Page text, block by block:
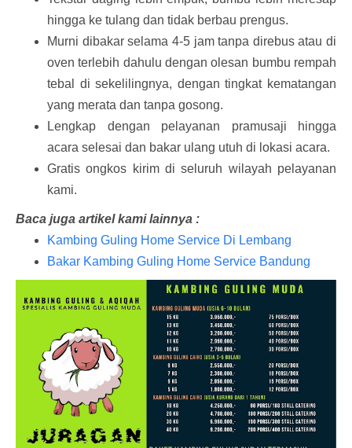
hingga ke tulang dan tidak berbau prengus.
Murni dibakar selama 4-5 jam tanpa direbus atau di
oven terlebih dahulu dengan olesan bumbu rempah
tebal di sekelilingnya, dengan tingkat kematangan
yang merata dan tanpa gosong.
Lengkap dengan pelayanan pramusaji hingga
acara selesai dan bakar ulang utuh di lokasi acara.
Gratis ongkos kirim di seluruh wilayah pelayanan
kami.
Baca juga artikel kami lainnya :
Kambing Guling Home Service Di Lembang
Bakar Kambing Guling Home Service Bandung